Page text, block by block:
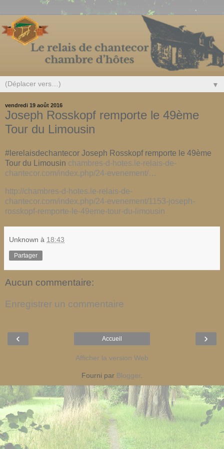
▼
vendredi 19 août 2016
Joseph Rosskopf remporte le 49ème
Tour du Limousin
#lerelaisdechantecor Joseph Rosskopf remporte le 49ème
Tour du Limousin chambres-d-hotes.le-relais-de-
chantecor.com/index.php/24-evenement/…
http://chambres-d-hotes.le-relais-de-
chantecor.com/index.php/24-evenement/1153-joseph-
rosskopf-remporte-le-49eme-tour-du-limousin
Unknown à 18:43
Partager
Aucun commentaire:
Enregistrer un commentaire
‹ ›
Accueil
Afficher la version Web
Fourni par Blogger